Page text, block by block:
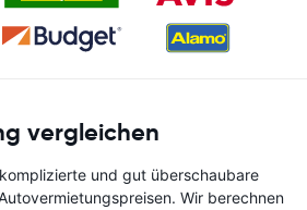
vergleichen
und gut überschaubare
Wir berechnen